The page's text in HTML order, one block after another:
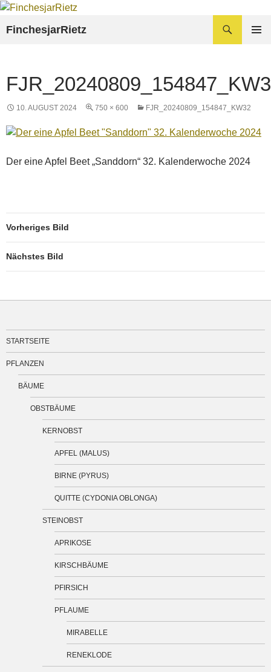
Zum
springen
FinchesjarRietz
10. AUGUST 2024 750 × 600 FJR_20240809_154847_KW32
Der eine Apfel Beet „Sanddorn“ 32. Kalenderwoche 2024
Vorheriges Bild
Nächstes Bild
STARTSEITE
PFLANZEN
BÄUME
OBSTBÄUME
KERNOBST
APFEL (MALUS)
BIRNE (PYRUS)
QUITTE (CYDONIA OBLONGA)
STEINOBST
APRIKOSE
KIRSCHBÄUME
PFIRSICH
PFLAUME
MIRABELLE
RENEKLODE